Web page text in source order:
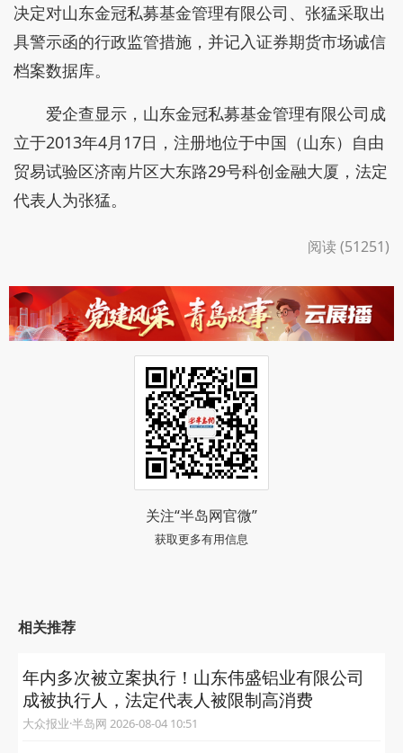
决定对山东金冠私募基金管理有限公司、张猛采取出
具警示函的行政监管措施，并记入证券期货市场诚信
档案数据库。
爱企查显示，山东金冠私募基金管理有限公司成
立于2013年4月17日，注册地位于中国（山东）自由
贸易试验区济南片区大东路29号科创金融大厦，法定
代表人为张猛。
阅读 (51251)
关注“半岛网官微”
获取更多有用信息
相关推荐
年内多次被立案执行！山东伟盛铝业有限公司
成被执行人，法定代表人被限制高消费
大众报业·半岛网 2026-08-04 10:51